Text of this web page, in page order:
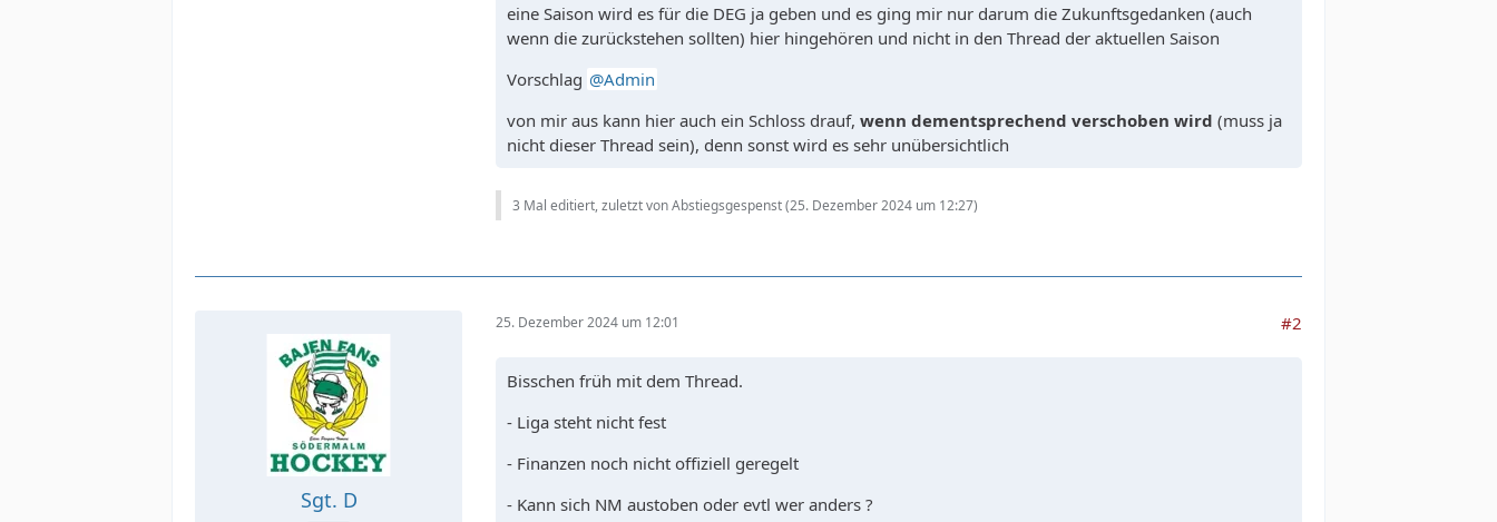
eine Saison wird es für die DEG ja geben und es ging mir nur darum die Zukunftsgedanken (auch
wenn die zurückstehen sollten) hier hingehören und nicht in den Thread der aktuellen Saison
Vorschlag
Admin
von mir aus kann hier auch ein Schloss drauf,wenn dementsprechend verschoben wird (muss ja
nicht dieser Thread sein), denn sonst wird es sehr unübersichtlich
3 Mal editiert, zuletzt von Abstiegsgespenst (25. Dezember 2024 um 12:27)
Sgt. D
25. Dezember 2024 um 12:01 #2
Bisschen früh mit dem Thread.
- Liga steht nicht fest
- Finanzen noch nicht offiziell geregelt
- Kann sich NM austoben oder evtl wer anders ?